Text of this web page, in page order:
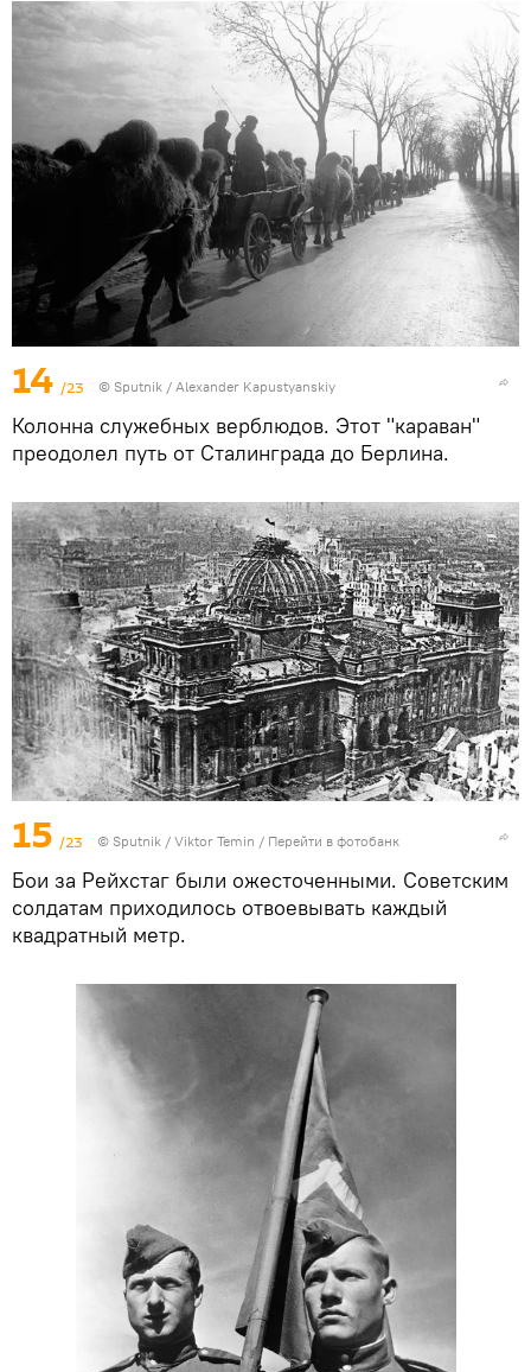
14 /23 © Sputnik / Alexander Kapustyanskiy
Колонна служебных верблюдов. Этот "караван"
преодолел путь от Сталинграда до Берлина.
15 /23 © Sputnik / Viktor Temin / Перейти в фотобанк
Бои за Рейхстаг были ожесточенными. Советским
солдатам приходилось отвоевывать каждый
квадратный метр.